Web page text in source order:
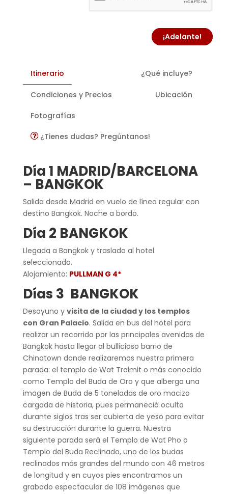
¡Adelante!
Itinerario ¿Qué incluye?
Condiciones y Precios Ubicación
Fotografías
¿Tienes dudas? Pregúntanos!
Día 1 MADRID/BARCELONA
– BANGKOK
Salida desde Madrid en vuelo de línea regular con
destino Bangkok. Noche a bordo.
Día 2 BANGKOK
Llegada a Bangkok y traslado al hotel
seleccionado.
Alojamiento: PULLMAN G 4*
Días 3 BANGKOK
Desayuno y visita de la ciudad y los templos
con Gran Palacio. Salida en bus del hotel para
realizar un recorrido por las principales avenidas de
Bangkok hasta llegar al bullicioso barrio de
Chinatown donde realizaremos nuestra primera
parada: el templo de Wat Traimit o más conocido
como Templo del Buda de Oro y que alberga una
imagen de Buda de 5 toneladas de oro macizo
cargada de historia, pues permaneció oculta
durante siglos tras ser cubierta de yeso para evitar
su destrucción durante la guerra. Nuestra
siguiente parada será el Templo de Wat Pho o
Templo del Buda Reclinado, uno de los budas
reclinados más grandes del mundo con 46 metros
de longitud y en cuyos pies encontramos un
grabado espectacular de 108 imágenes que